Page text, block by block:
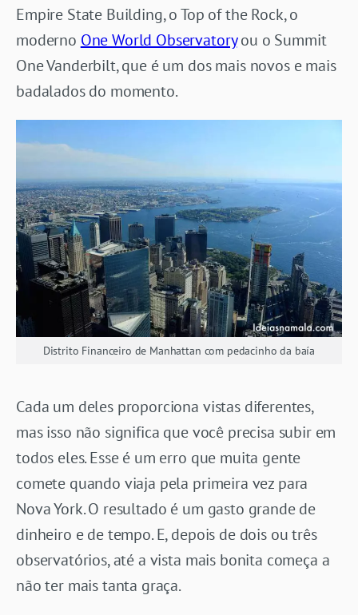
Empire State Building, o Top of the Rock, o
moderno One World Observatoryou o Summit
One Vanderbilt, que é um dos mais novos e mais
badalados do momento.
Distrito Financeiro de Manhattan com pedacinho da baía
Cada um deles proporciona vistas diferentes,
mas isso não significa que você precisa subir em
todos eles. Esse é um erro que muita gente
comete quando viaja pela primeira vez para
Nova York. O resultado é um gasto grande de
dinheiro e de tempo. E, depois de dois ou três
observatórios, até a vista mais bonita começa a
não ter mais tanta graça.